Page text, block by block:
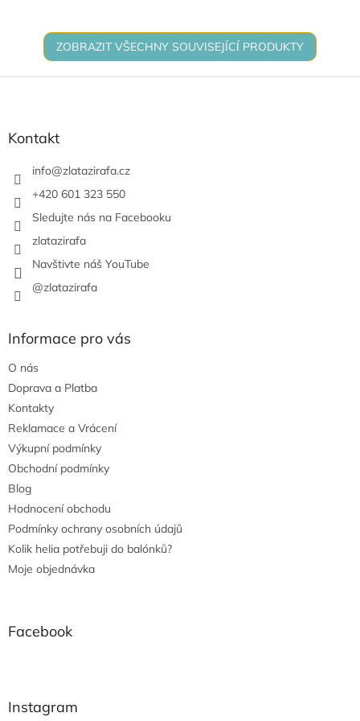
ZOBRAZIT VŠECHNY SOUVISEJÍCÍ PRODUKTY
Z
Kontakt
info@zlatazirafa.cz
+420 601 323 550
Sledujte nás na Facebooku
zlatazirafa
Navštivte náš YouTube
@zlatazirafa
Informace pro vás
O nás
Doprava a Platba
Kontakty
Reklamace a Vrácení
Výkupní podmínky
Obchodní podmínky
Blog
Hodnocení obchodu
Podmínky ochrany osobních údajů
Kolik helia potřebuji do balónků?
Moje objednávka
Facebook
Instagram